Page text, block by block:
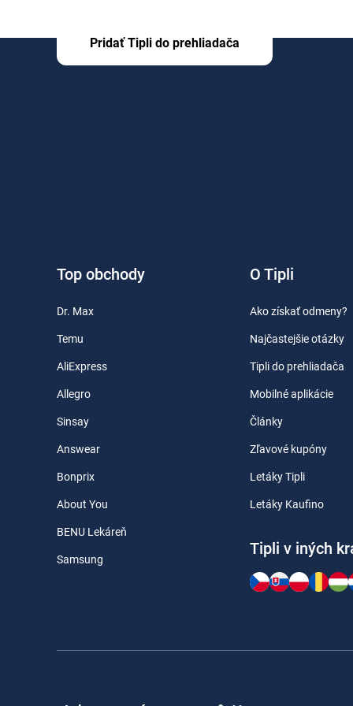
Pridať Tipli do prehliadača
Top obchody
Dr. Max
Temu
AliExpress
Allegro
Sinsay
Answear
Bonprix
About You
BENU Lekáreň
Samsung
O Tipli
Ako získať odmeny?
Najčastejšie otázky
Tipli do prehliadača
Mobilné aplikácie
Články
Zľavové kupóny
Letáky Tipli
Letáky Kaufino
Tipli v iných